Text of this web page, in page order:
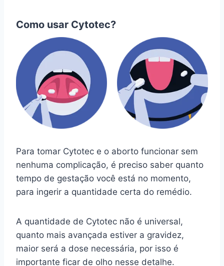
Como usar Cytotec?
Para tomar Cytotec e o aborto funcionar sem
nenhuma complicação, é preciso saber quanto
tempo de gestação você está no momento,
para ingerir a quantidade certa do remédio.
A quantidade de Cytotec não é universal,
quanto mais avançada estiver a gravidez,
maior será a dose necessária, por isso é
importante ficar de olho nesse detalhe.